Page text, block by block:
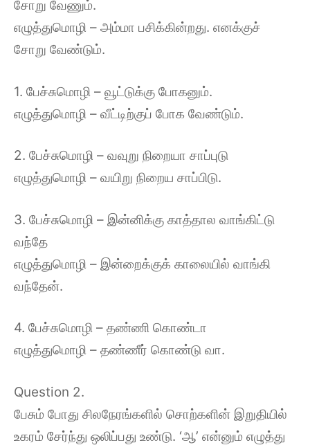
சோறு வேணும்.
எழுத்துமொழி – அம்மா பசிக்கின்றது. எனக்குச்
சோறு வேண்டும்.
1. பேச்சுமொழி – வூட்டுக்கு போகனும்.
எழுத்துமொழி – வீட்டிற்குப் போக வேண்டும்.
2. பேச்சுமொழி – வவுறு நிறையா சாப்புடு
எழுத்துமொழி – வயிறு நிறைய சாப்பிடு.
3. பேச்சுமொழி – இன்னிக்கு காத்தால வாங்கிட்டு
வந்தே
எழுத்துமொழி – இன்றைக்குக் காலையில் வாங்கி
வந்தேன்.
4. பேச்சுமொழி – தண்ணி கொண்டா
எழுத்துமொழி – தண்ணீர் கொண்டு வா.
Question 2.
பேசும் போது சிலநேரங்களில் சொற்களின் இறுதியில்
உகரம் சேர்ந்து ஒலிப்பது உண்டு. ‘ஆ’ என்னும் எழுத்து